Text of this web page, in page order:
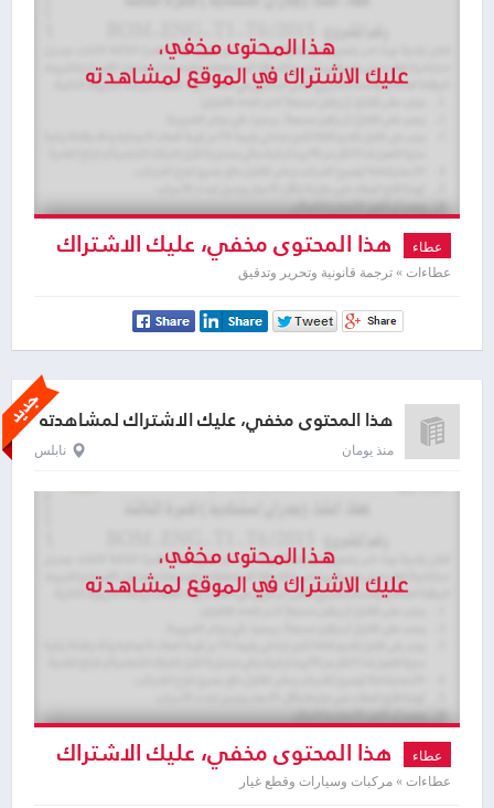
عطاء هذا المحتوى مخفي، عليك الاشتراك
لمشاهدته
عطاءات » ترجمة قانونية وتحرير وتدقيق
هذا المحتوى مخفي، عليك الاشتراك لمشاهدته
منذ يومان نابلس
عطاء هذا المحتوى مخفي، عليك الاشتراك
لمشاهدته
عطاءات » مركبات وسيارات وقطع غيار